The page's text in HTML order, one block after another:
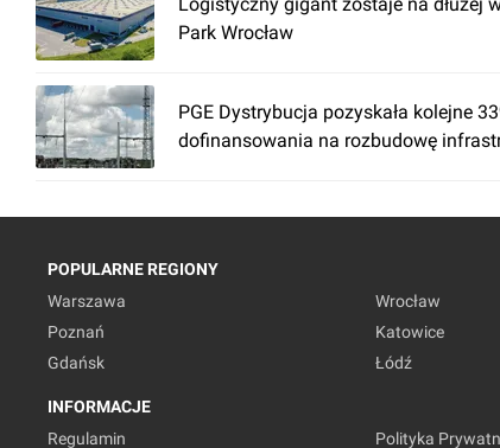
Park Wrocław
PGE Dystrybucja pozyskała kolejne
dofinansowania na rozbudowę
POPULARNE REGIONY
Warszawa
Wrocław
Poznań
Katowice
Gdańsk
Łódź
INFORMACJE
Regulamin
Polityka